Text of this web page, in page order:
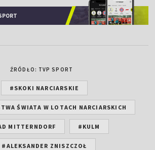
ŹRÓDŁO: TVP SPORT
#SKOKI NARCIARSKIE
ŚWIATA W LOTACH NARCIARSKICH
MITTERNDORF #KULM
#ALEKSANDER ZNISZCZOŁ